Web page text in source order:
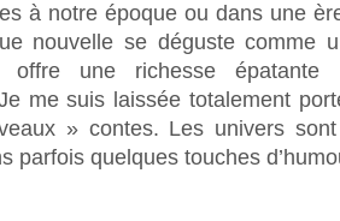
à notre époque ou dans une
nouvelle se déguste comme
offre une richesse épatante
me suis laissée totalement
» contes. Les univers
parfois quelques touches